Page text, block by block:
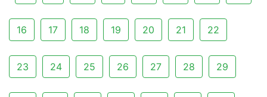
16 17 18 19 20 21 22
23 24 25 26 27 28 29